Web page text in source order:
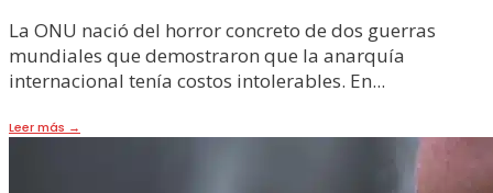
La ONU nació del horror concreto de dos guerras
mundiales que demostraron que la anarquía
internacional tenía costos intolerables. En...
Leer más →